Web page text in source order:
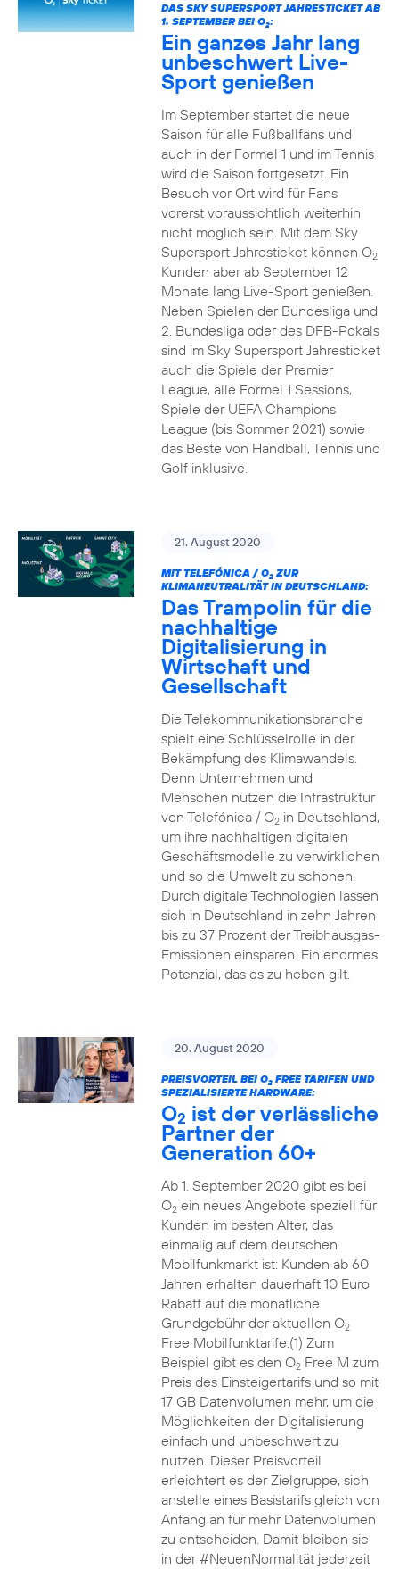
DAS SKY SUPERSPORT JAHRESTICKET AB
1. SEPTEMBER BEI O2:
Ein ganzes Jahr lang
unbeschwert Live-
Sport genießen
Im September startet die neue
Saison für alle Fußballfans und
auch in der Formel 1 und im Tennis
wird die Saison fortgesetzt. Ein
Besuch vor Ort wird für Fans
vorerst voraussichtlich weiterhin
nicht möglich sein. Mit dem Sky
Supersport Jahresticket können O2
Kunden aber ab September 12
Monate lang Live-Sport genießen.
Neben Spielen der Bundesliga und
2. Bundesliga oder des DFB-Pokals
sind im Sky Supersport Jahresticket
auch die Spiele der Premier
League, alle Formel 1 Sessions,
Spiele der UEFA Champions
League (bis Sommer 2021) sowie
das Beste von Handball, Tennis und
Golf inklusive.
21. August 2020
MIT TELEFÓNICA / O2ZUR
KLIMANEUTRALITÄT IN DEUTSCHLAND:
Das Trampolin für die
nachhaltige
Digitalisierung in
Wirtschaft und
Gesellschaft
Die Telekommunikationsbranche
spielt eine Schlüsselrolle in der
Bekämpfung des Klimawandels.
Denn Unternehmen und
Menschen nutzen die Infrastruktur
von Telefónica / O2in Deutschland,
um ihre nachhaltigen digitalen
Geschäftsmodelle zu verwirklichen
und so die Umwelt zu schonen.
Durch digitale Technologien lassen
sich in Deutschland in zehn Jahren
bis zu 37 Prozent der Treibhausgas-
Emissionen einsparen. Ein enormes
Potenzial, das es zu heben gilt.
20. August 2020
PREISVORTEIL BEI O2FREE TARIFEN UND
SPEZIALISIERTE HARDWARE:
O2 ist der verlässliche
Partner der
Generation 60+
Ab 1. September 2020 gibt es bei
O2ein neues Angebote speziell für
Kunden im besten Alter, das
einmalig auf dem deutschen
Mobilfunkmarkt ist: Kunden ab 60
Jahren erhalten dauerhaft 10 Euro
Rabatt auf die monatliche
Grundgebühr der aktuellen O2
Free Mobilfunktarife.(1) Zum
Beispiel gibt es den O2Free M zum
Preis des Einsteigertarifs und so mit
17 GB Datenvolumen mehr, um die
Möglichkeiten der Digitalisierung
einfach und unbeschwert zu
nutzen. Dieser Preisvorteil
erleichtert es der Zielgruppe, sich
anstelle eines Basistarifs gleich von
Anfang an für mehr Datenvolumen
zu entscheiden. Damit bleiben sie
in der #NeuenNormalität jederzeit